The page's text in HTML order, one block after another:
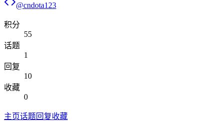
@cndota123
积分
55
话题
1
回复
10
收藏
0
主页话题回复收藏